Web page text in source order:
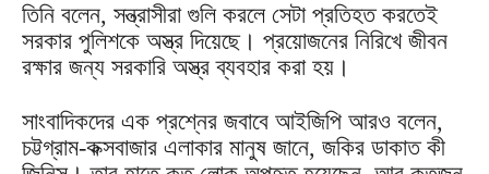
তিনি বলেন, সন্ত্রাসীরা গুলি করলে সেটা প্রতিহত করতেই
সরকার পুলিশকে অস্ত্র দিয়েছে। প্রয়োজনের নিরিখে জীবন
রক্ষার জন্য সরকারি অস্ত্র ব্যবহার করা হয়।
সাংবাদিকদের এক প্রশ্নের জবাবে আইজিপি আরও বলেন,
চট্টগ্রাম-কক্সবাজার এলাকার মানুষ জানে, জকির ডাকাত কী